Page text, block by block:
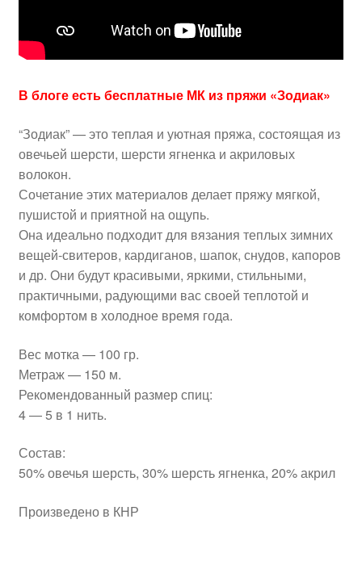
В блоге есть бесплатные МК из пряжи «Зодиак»
“Зодиак” — это теплая и уютная пряжа, состоящая из
овечьей шерсти, шерсти ягненка и акриловых
волокон.
Сочетание этих материалов делает пряжу мягкой,
пушистой и приятной на ощупь.
Она идеально подходит для вязания теплых зимних
вещей-свитеров, кардиганов, шапок, снудов, капоров
и др. Они будут красивыми, яркими, стильными,
практичными, радующими вас своей теплотой и
комфортом в холодное время года.
Вес мотка — 100 гр.
Метраж — 150 м.
Рекомендованный размер спиц:
4 — 5 в 1 нить.
Состав:
50% овечья шерсть, 30% шерсть ягненка, 20% акрил
Произведено в КНР